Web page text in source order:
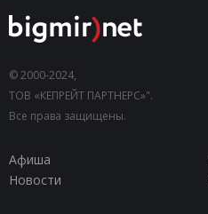
© 2000-2024,
ТОВ «КЕПРЕЙТ ПАРТНЕРС»".
Все права защищены.
Афиша
Новости